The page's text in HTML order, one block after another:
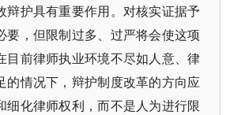
辩护具有重要作用。对核实证据予
要，但限制过多、过严将会使这项
目前律师执业环境不尽如人意、律
的情况下，辩护制度改革的方向应
细化律师权利，而不是人为进行限